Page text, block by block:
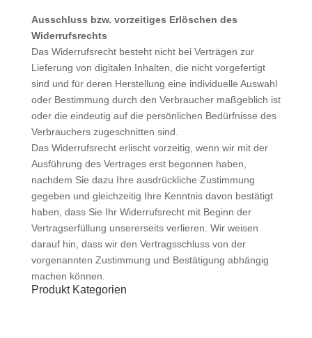
Ausschluss bzw. vorzeitiges Erlöschen des
Widerrufsrechts
Das Widerrufsrecht besteht nicht bei Verträgen zur
Lieferung von digitalen Inhalten, die nicht vorgefertigt
sind und für deren Herstellung eine individuelle Auswahl
oder Bestimmung durch den Verbraucher maßgeblich ist
oder die eindeutig auf die persönlichen Bedürfnisse des
Verbrauchers zugeschnitten sind.
Das Widerrufsrecht erlischt vorzeitig, wenn wir mit der
Ausführung des Vertrages erst begonnen haben,
nachdem Sie dazu Ihre ausdrückliche Zustimmung
gegeben und gleichzeitig Ihre Kenntnis davon bestätigt
haben, dass Sie Ihr Widerrufsrecht mit Beginn der
Vertragserfüllung unsererseits verlieren. Wir weisen
darauf hin, dass wir den Vertragsschluss von der
vorgenannten Zustimmung und Bestätigung abhängig
machen können.
Produkt Kategorien